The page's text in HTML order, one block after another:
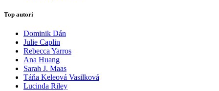
Top autori
Dominik Dán
Julie Caplin
Rebecca Yarros
Ana Huang
Sarah J. Maas
Táňa Keleová Vasilková
Lucinda Riley